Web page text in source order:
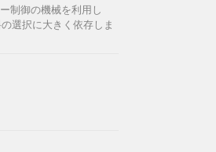
制御の機械を利用し
選択に大きく依存しま